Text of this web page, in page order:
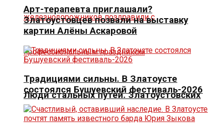
Люди стальных путей. Златоустовских
Арт-терапевта приглашали?
Златоустовцев позвали на выставку
картин Алёны Аскаровой
Традициями сильны. В Златоусте
состоялся Бушуевский фестиваль-2026